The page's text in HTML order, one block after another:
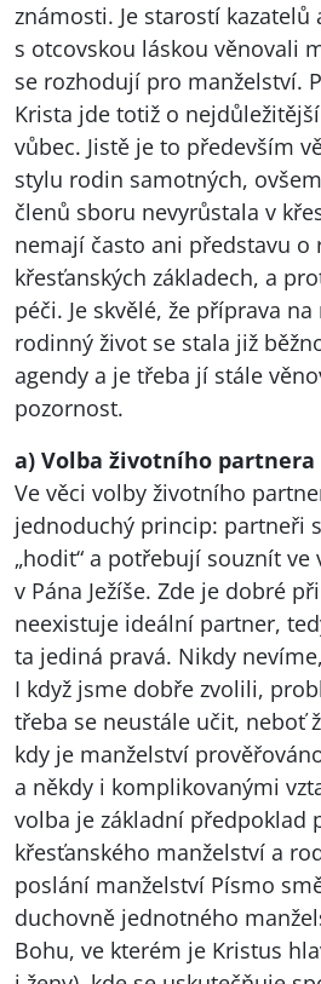
známosti. Je starostí kazatelů
s otcovskou láskou věnovali
se rozhodují pro manželství.
Krista jde totiž o
vůbec. Jistě je to především
stylu rodin samotných,
členů sboru nevyrůstala v
nemají často ani představu
křesťanských základech, a
péči. Je skvělé, že příprava
rodinný život se stala již
agendy a je třeba jí stále
pozornost.
a) Volba životního partnera
Ve věci volby životního
jednoduchý princip: partneři
„hodit“ a potřebují souznít
v Pána Ježíše. Zde je dobré
neexistuje ideální partner,
ta jediná pravá. Nikdy
I když jsme dobře zvolili,
třeba se neustále učit, neboť
kdy je manželství
a někdy i komplikovanými
volba je základní předpoklad
křesťanského manželství a
poslání manželství Písmo
duchovně jednotného
Bohu, ve kterém je Kristus